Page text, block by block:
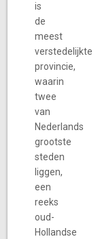
is
de
meest
verstedelijkte
provincie,
waarin
twee
van
Nederlands
grootste
steden
liggen,
een
reeks
oud-
Hollandse